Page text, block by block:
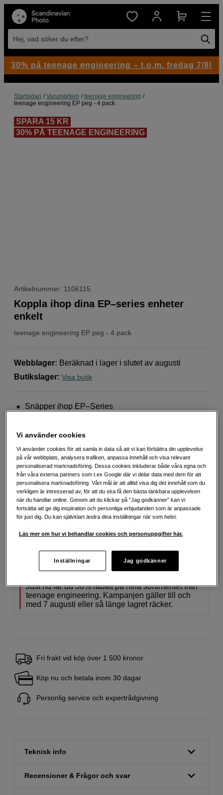
Hej, vad söker du efter?
Startsidan Varumärken
teenage engineering
teenage engineering EP peg - 4 pack
SPARA 15 KR
30% PÅ TEENAGE ENGINEERING
Artikelnummer: 1106115
teenage engineering EP peg - 4 pack
Koppla ihop dina EP–series enheter
enkelt
Webblager: Beräknad i lager i slutet av augusti
Butikslager: Visa butik
Snäpper ihop EP–Series
Stabil och säker montering
Mer information
34 SEK 49 SEK
Erbjudandet gäller 23 juli - 7 aug.
Handla tryggt med delbetalning eller faktura Info
Lägg i kundvagn
30% på teenage engineering
Just nu får du 30% rabatt på hela sortimentet från
teenage engineering. Kampanjen gäller till och
med 7 augusti eller så länge lagret räcker.
Fri frakt vid köp över 1 500 kronor
Köp nu och betala inom 30 dagar
Personlig service och expertrådgivning
Teknisk info
Recensioner & Frågor och svar
30% på teenage engineering – t.o.m. fredag 7/8!
Vi använder cookies
Vi använder cookies för att samla in data så att vi kan förbättra din upplevelse
på vår webbplats, analysera trafiken, anpassa innehåll och visa relevant
personaliserad marknadsföring. Dessa cookies inkluderar både våra egna och
från våra externa partners som t.ex Google där vi delar data med dem för att
personalisera marknadsföring. Vårt mål är att alltid visa dig det innehåll som du
verkligen är intresserad av, för att du ska få den bästa tänkbara upplevelsen
när du handlar online. Genom att du klickar på ”Jag godkänner” kan vi
fortsätta att ge dig inspiration och personliga erbjudanden som är anpassade
för just dig. Du kan självklart ändra dina inställningar när som helst.
Läs mer om hur vi behandlar cookies och personuppgifter här.
Inställningar Jag godkänner